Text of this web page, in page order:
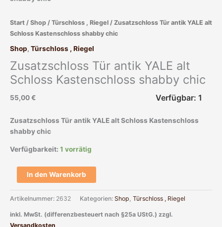
Start / Shop / Türschloss , Riegel / Zusatzschloss Tür antik YALE alt
Schloss Kastenschloss shabby chic
Shop, Türschloss , Riegel
Zusatzschloss Tür antik YALE alt
Schloss Kastenschloss shabby chic
55,00€ Verfügbar: 1
Zusatzschloss Tür antik YALE alt Schloss Kastenschloss
shabby chic
Verfügbarkeit: 1 vorrätig
shabby
chic
Menge
In den Warenkorb
Artikelnummer: 2632 Kategorien: Shop Türschloss , Riegel
inkl. MwSt. (differenzbesteuert nach §25a UStG.) zzgl.
Versandkosten